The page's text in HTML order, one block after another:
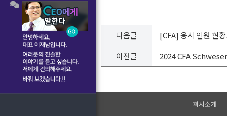
다음글
[CFA] 응시 인원 현
이전글
2024 CFA
회사소개